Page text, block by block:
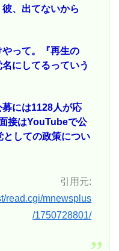
、出てないから
やって。『再生の
にしてるっていう
募には1128人が応
接はYouTubeで公
としての政策につい
引用元:
read.cgi/mnewsplus
/1750728801/